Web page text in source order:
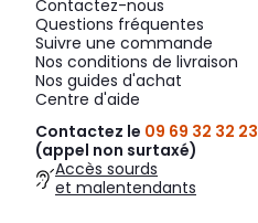
Contactez-nous
Questions fréquentes
Suivre une commande
Nos conditions de livraison
Nos guides d'achat
Centre d'aide
Contactez le 09 69 32 32 23
(appel non surtaxé)
Accès sourds
et malentendants